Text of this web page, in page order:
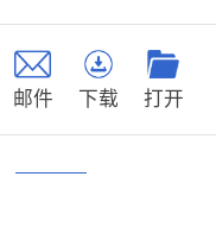
邮件 下载 打开